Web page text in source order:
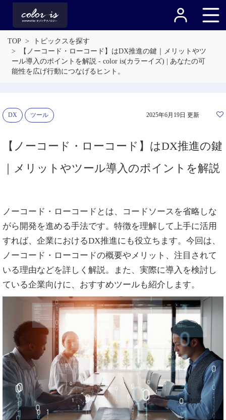
TOP
トピックスを探す
【ノーコード・ローコード】はDX推進の鍵｜メリットやツ
ール導入のポイントを解説 - color is(カラーイズ) | あなたの可
能性を広げ行動につなげるヒント。
DX ツール 2025年6月19日 更新
【ノーコード・ローコード】はDX推進の鍵
｜メリットやツール導入のポイントを解説
ノーコード・ローコードとは、コードソースを省略しな
がら開発を進める手法です。特徴を理解して上手に活用
すれば、企業におけるDX推進にも役立ちます。今回は、
ノーコード・ローコードの概要やメリット、注目されて
いる理由などを詳しく解説。また、実際に導入を検討し
ている企業向けに、おすすめツールも紹介します。